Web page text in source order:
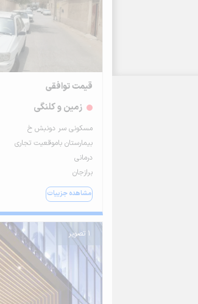
قیمت توافقی
زمین و کلنگی
مسکونی سر دونبش خ
بیمارستان باموقعیت تجاری
درمانی
برازجان
مشاهده جزییات
1 تصویر